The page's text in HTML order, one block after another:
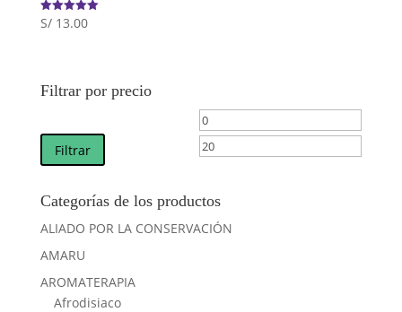
Valorado
con
S/13.00
Filtrar por precio
Precio
mínimo
Filtrar
Categorías de los productos
ALIADO POR LA CONSERVACIÓN
AMARU
AROMATERAPIA
Afrodisiaco